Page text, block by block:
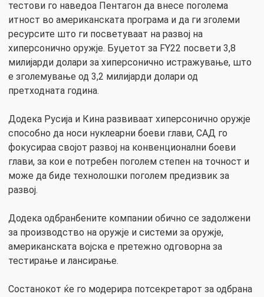
тестови го наведоа Пентагон да внесе поголема
итност во американската програма и да ги зголеми
ресурсите што ги посветуваат на развој на
хиперсонично оружје. Буџетот за FY22 посвети 3,8
милијарди долари за хиперсонично истражување, што
е зголемување од 3,2 милијарди долари од
претходната година.
Додека Русија и Кина развиваат хиперсонично оружје
способно да носи нуклеарни боеви глави, САД го
фокусираа својот развој на конвенционални боеви
глави, за кои е потребен поголем степен на точност и
може да биде технолошки поголем предизвик за
развој.
Додека одбранбените компании обично се задолжени
за производство на оружје и системи за оружје,
американската војска е претежно одговорна за
тестирање и лансирање.
Состанокот ќе го модерира потсекретарот за одбрана